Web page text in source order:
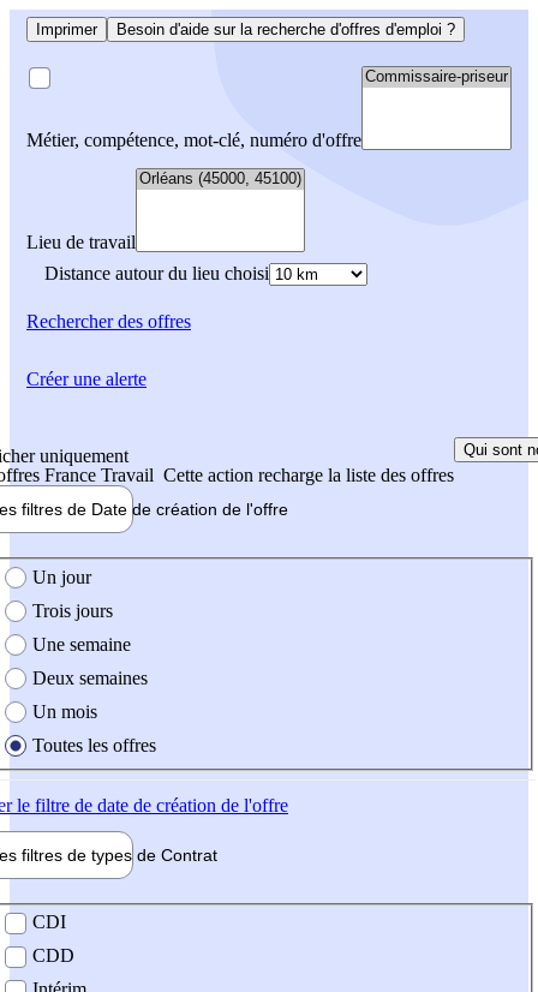
Imprimer Besoin d'aide sur la recherche d'offres d'emploi ?
Métier, compétence, mot-clé, numéro d'offre
Lieu de travail
Distance autour du lieu choisi
Rechercherdes offres
uniquement
France Travail Cette action recharge la liste des offres
Qui sont
filtres de Date de création de l'offre
création de l'offre
Un jour
Trois jours
Une semaine
Deux semaines
Un mois
Toutes les offres
le filtre de date de création de l'offre
filtres de types de Contrat
contrat
CDI
CDD
Créer une alerte